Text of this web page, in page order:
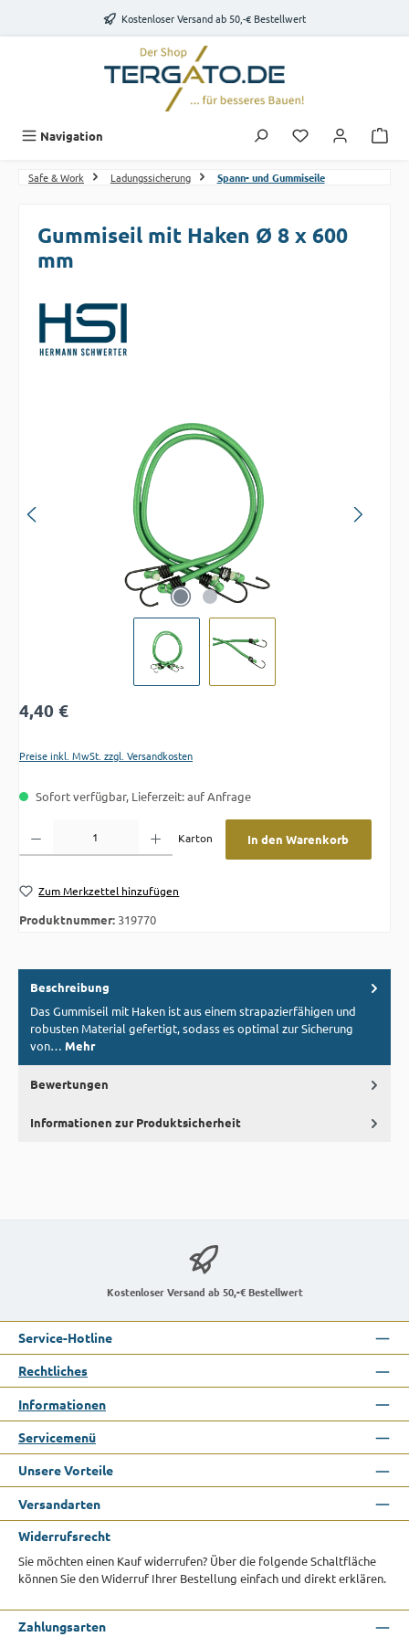
Zum Hauptinhalt springenKostenloser Versand ab 50,-€ Bestellwert
Navigation Du hast 0
Safe & Work Ladungssicherung Spann- und Gummiseile
Gummiseil mit Haken Ø 8 x 600
mm
Regulärer Preis:
4,40 €
Preise inkl. MwSt. zzgl. Versandkosten
Sofort verfügbar, Lieferzeit: auf Anfrage
Karton
In den Warenkorb
Zum Merkzettel hinzufügen
Produktnummer: 319770
Beschreibung
Das Gummiseil mit Haken ist aus einem strapazierfähigen und
robusten Material gefertigt, sodass es optimal zur Sicherung
von… Mehr
Bewertungen
Informationen zur Produktsicherheit
Kostenloser Versand ab 50,-€ Bestellwert
Service-Hotline
Rechtliches
Informationen
Servicemenü
Unsere Vorteile
Versandarten
Widerrufsrecht
Sie möchten einen Kauf widerrufen? Über die folgende Schaltfläche
können Sie den Widerruf Ihrer Bestellung einfach und direkt erklären.
Zahlungsarten